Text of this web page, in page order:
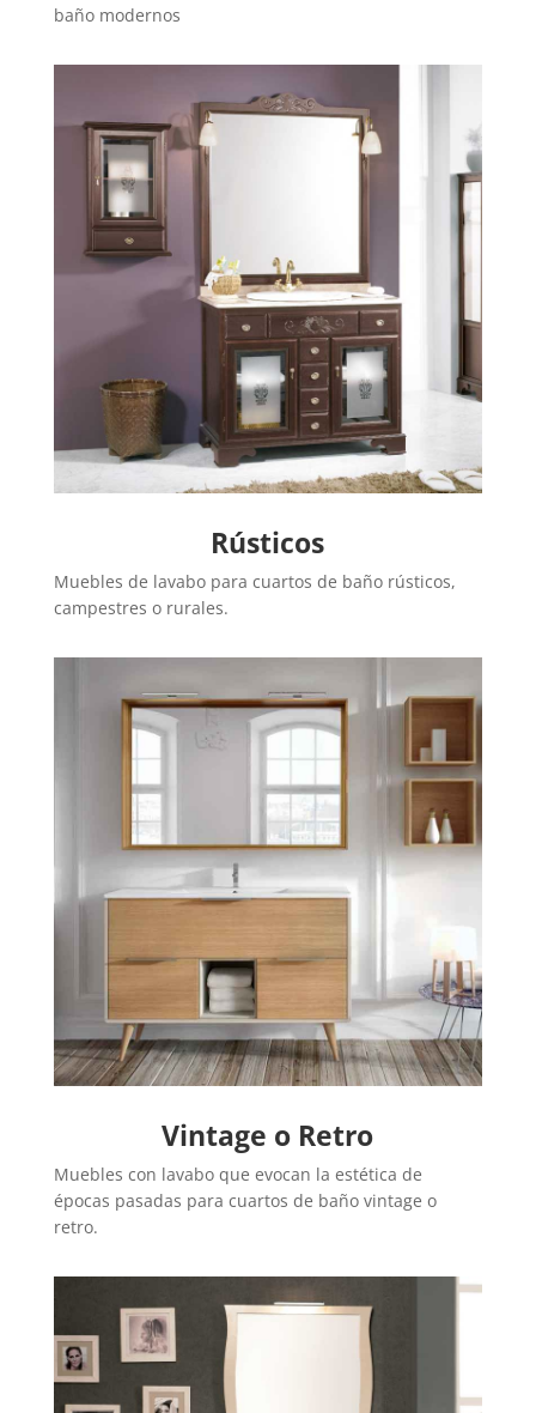
baño modernos
Rústicos
Muebles de lavabo para cuartos de baño rústicos,
campestres o rurales.
Vintage o Retro
Muebles con lavabo que evocan la estética de
épocas pasadas para cuartos de baño vintage o
retro.